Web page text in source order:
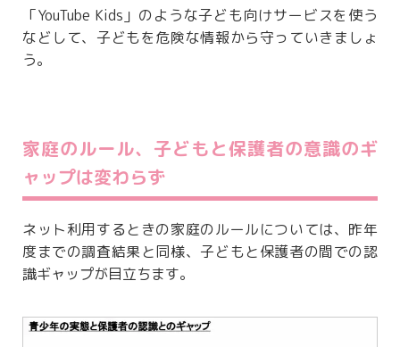
「YouTube Kids」のような子ども向けサービスを使う
などして、子どもを危険な情報から守っていきましょ
う。
家庭のルール、子どもと保護者の意識のギ
ャップは変わらず
ネット利用するときの家庭のルールについては、昨年
度までの調査結果と同様、子どもと保護者の間での認
識ギャップが目立ちます。